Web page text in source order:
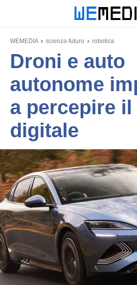
WEMEDIA scienza-futuro robotica
Droni e auto
autonome
a percepire
digitale